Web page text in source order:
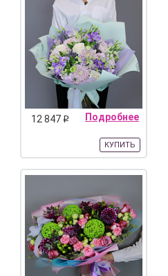
12 847 q Подробнее
КУПИТЬ